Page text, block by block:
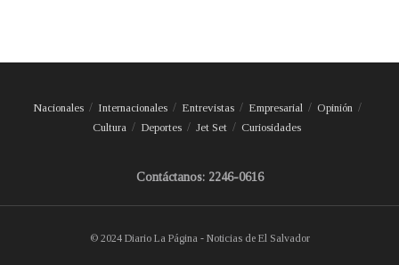
Nacionales Internacionales Entrevistas Empresarial
Opinión
Cultura
Deportes Jet Set Curiosidades
Contáctanos: 2246-0616
© 2024 Diario La Página - Noticias de El Salvador